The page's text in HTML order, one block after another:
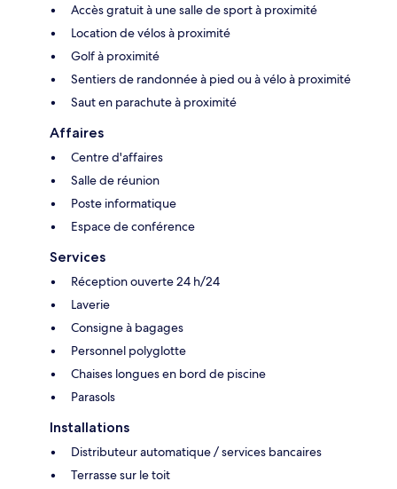
Accès gratuit à une salle de sport à proximité
Location de vélos à proximité
Golf à proximité
Sentiers de randonnée à pied ou à vélo à proximité
Saut en parachute à proximité
Affaires
Centre d'affaires
Salle de réunion
Poste informatique
Espace de conférence
Services
Réception ouverte 24 h/24
Laverie
Consigne à bagages
Personnel polyglotte
Chaises longues en bord de piscine
Parasols
Installations
Distributeur automatique / services bancaires
Terrasse sur le toit